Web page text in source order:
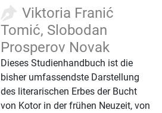
Viktoria Franić
Tomić, Slobodan
Prosperov Novak
Dieses Studienhandbuch ist die
bisher umfassendste Darstellung
des literarischen Erbes der Bucht
von Kotor in der frühen Neuzeit, von